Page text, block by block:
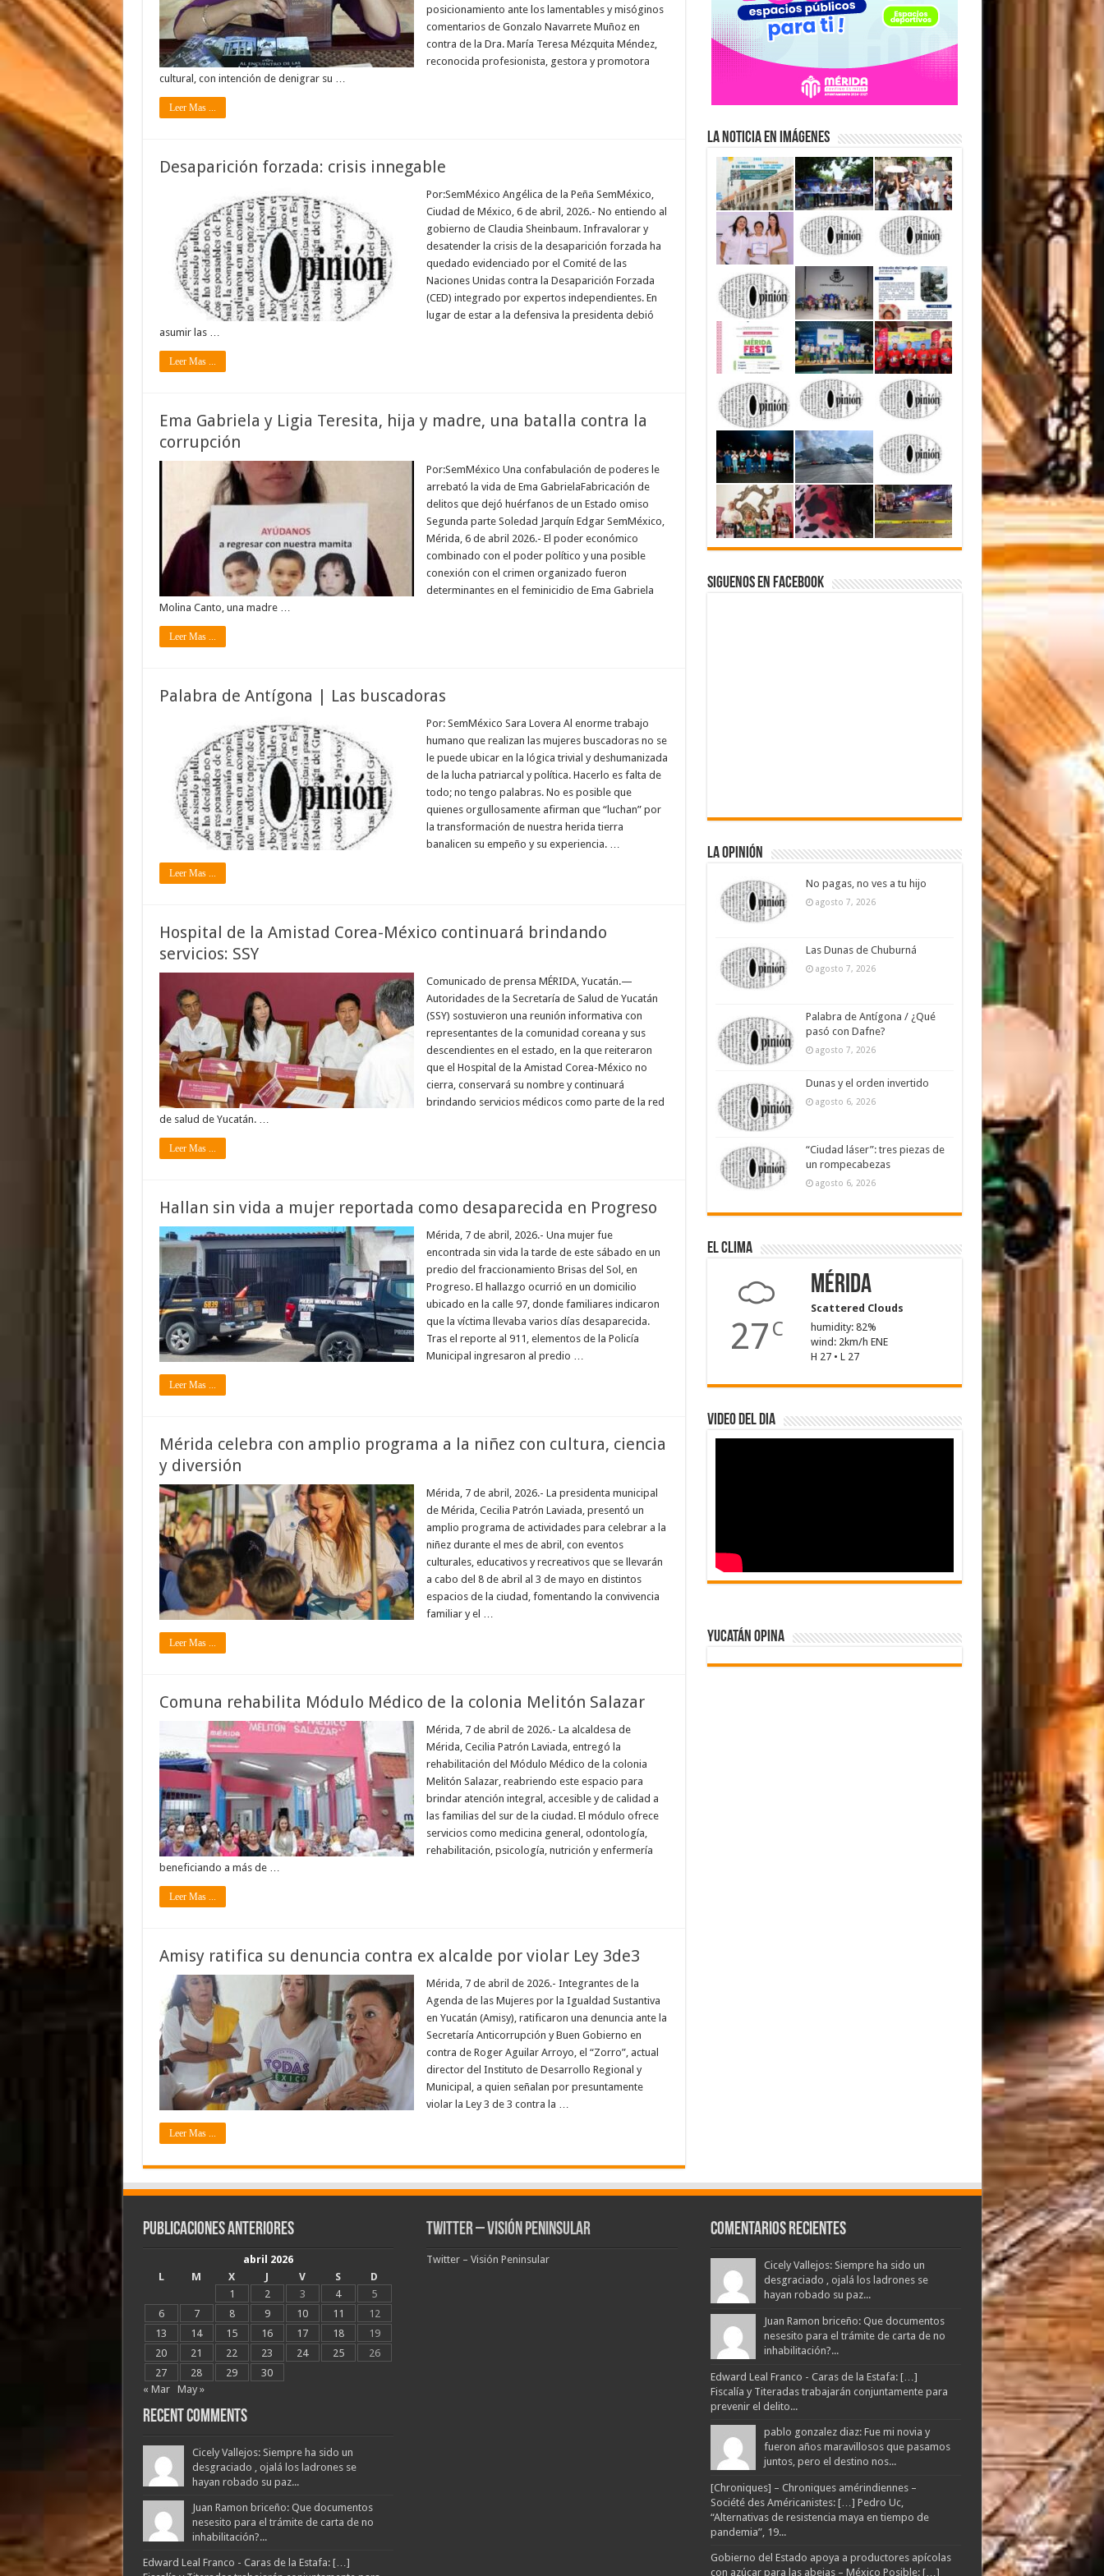
posicionamiento ante los lamentables y misóginos
comentarios de Gonzalo Navarrete Muñoz en
contra de la Dra. María Teresa Mézquita Méndez,
reconocida profesionista, gestora y promotora
cultural, con intención de denigrar su …
Leer Mas ...
Desaparición forzada: crisis innegable
Por:SemMéxico Angélica de la Peña SemMéxico,
Ciudad de México, 6 de abril, 2026.- No entiendo al
gobierno de Claudia Sheinbaum. Infravalorar y
desatender la crisis de la desaparición forzada ha
quedado evidenciado por el Comité de las
Naciones Unidas contra la Desaparición Forzada
(CED) integrado por expertos independientes. En
lugar de estar a la defensiva la presidenta debió
asumir las …
Leer Mas ...
Ema Gabriela y Ligia Teresita, hija y madre, una batalla contra la
corrupción
Por:SemMéxico Una confabulación de poderes le
arrebató la vida de Ema GabrielaFabricación de
delitos que dejó huérfanos de un Estado omiso
Segunda parte Soledad Jarquín Edgar SemMéxico,
Mérida, 6 de abril 2026.- El poder económico
combinado con el poder político y una posible
conexión con el crimen organizado fueron
determinantes en el feminicidio de Ema Gabriela
Molina Canto, una madre …
Leer Mas ...
Palabra de Antígona | Las buscadoras
Por: SemMéxico Sara Lovera Al enorme trabajo
humano que realizan las mujeres buscadoras no se
le puede ubicar en la lógica trivial y deshumanizada
de la lucha patriarcal y política. Hacerlo es falta de
todo; no tengo palabras. No es posible que
quienes orgullosamente afirman que “luchan” por
la transformación de nuestra herida tierra
banalicen su empeño y su experiencia. …
Leer Mas ...
Hospital de la Amistad Corea-México continuará brindando
servicios: SSY
Comunicado de prensa MÉRIDA, Yucatán.—
Autoridades de la Secretaría de Salud de Yucatán
(SSY) sostuvieron una reunión informativa con
representantes de la comunidad coreana y sus
descendientes en el estado, en la que reiteraron
que el Hospital de la Amistad Corea-México no
cierra, conservará su nombre y continuará
brindando servicios médicos como parte de la red
de salud de Yucatán. …
Leer Mas ...
Hallan sin vida a mujer reportada como desaparecida en Progreso
Mérida, 7 de abril, 2026.- Una mujer fue
encontrada sin vida la tarde de este sábado en un
predio del fraccionamiento Brisas del Sol, en
Progreso. El hallazgo ocurrió en un domicilio
ubicado en la calle 97, donde familiares indicaron
que la víctima llevaba varios días desaparecida.
Tras el reporte al 911, elementos de la Policía
Municipal ingresaron al predio …
Leer Mas ...
Mérida celebra con amplio programa a la niñez con cultura, ciencia
y diversión
Mérida, 7 de abril, 2026.- La presidenta municipal
de Mérida, Cecilia Patrón Laviada, presentó un
amplio programa de actividades para celebrar a la
niñez durante el mes de abril, con eventos
culturales, educativos y recreativos que se llevarán
a cabo del 8 de abril al 3 de mayo en distintos
espacios de la ciudad, fomentando la convivencia
familiar y el …
Leer Mas ...
Comuna rehabilita Módulo Médico de la colonia Melitón Salazar
Mérida, 7 de abril de 2026.- La alcaldesa de
Mérida, Cecilia Patrón Laviada, entregó la
rehabilitación del Módulo Médico de la colonia
Melitón Salazar, reabriendo este espacio para
brindar atención integral, accesible y de calidad a
las familias del sur de la ciudad. El módulo ofrece
servicios como medicina general, odontología,
rehabilitación, psicología, nutrición y enfermería
beneficiando a más de …
Leer Mas ...
Amisy ratifica su denuncia contra ex alcalde por violar Ley 3de3
Mérida, 7 de abril de 2026.- Integrantes de la
Agenda de las Mujeres por la Igualdad Sustantiva
en Yucatán (Amisy), ratificaron una denuncia ante la
Secretaría Anticorrupción y Buen Gobierno en
contra de Roger Aguilar Arroyo, el “Zorro”, actual
director del Instituto de Desarrollo Regional y
Municipal, a quien señalan por presuntamente
violar la Ley 3 de 3 contra la …
Leer Mas ...
La Noticia en Imágenes
Siguenos en Facebook
La Opinión
No pagas, no ves a tu hijo
agosto 7, 2026
Las Dunas de Chuburná
agosto 7, 2026
Palabra de Antígona / ¿Qué
pasó con Dafne?
agosto 7, 2026
Dunas y el orden invertido
agosto 6, 2026
“Ciudad láser”: tres piezas de
un rompecabezas
agosto 6, 2026
El Clima
27 C
Mérida
Scattered Clouds
humidity: 82%
wind: 2km/h ENE
H 27 • L 27
Video del dia
Yucatán Opina
Publicaciones Anteriores
abril 2026
L
M X J V S
D
1
2 3 4
5
6
7 8 9 10 11
12
13
14 15 16 17 18
19
20
21 22 23 24 25
26
27
28 29
30
« Mar
May »
Recent Comments
Cicely Vallejos: Siempre ha sido un
desgraciado , ojalá los ladrones se
hayan robado su paz...
Juan Ramon briceño: Que documentos
nesesito para el trámite de carta de no
inhabilitación?...
Edward Leal Franco - Caras de la Estafa: […]
Twitter – Visión Peninsular
Twitter – Visión Peninsular
Comentarios Recientes
Cicely Vallejos: Siempre ha sido un
desgraciado , ojalá los ladrones se
hayan robado su paz...
Juan Ramon briceño: Que documentos
nesesito para el trámite de carta de no
inhabilitación?...
Edward Leal Franco - Caras de la Estafa: […]
Fiscalía y Titeradas trabajarán conjuntamente para
prevenir el delito...
pablo gonzalez diaz: Fue mi novia y
fueron años maravillosos que pasamos
juntos, pero el destino nos...
[Chroniques] – Chroniques amérindiennes –
Société des Américanistes: […] Pedro Uc,
“Alternativas de resistencia maya en tiempo de
pandemia”, 19...
Gobierno del Estado apoya a productores apícolas
con azúcar para las abejas – México Posible: […]